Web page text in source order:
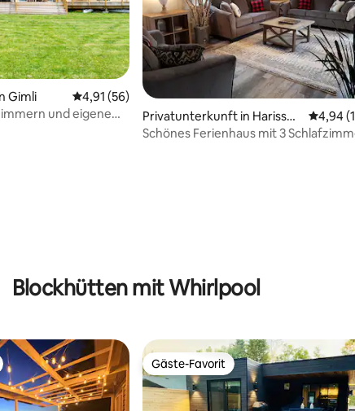
5 von 5, 27 Bewertungen
Gimli Durchschnittliche Bewertung: 4,91 von 5, 56
4,91 (56)
und eigenem
Privatunterkunft in Harisson
Park
4,94
Schönes Ferienhaus mit 3
Blockhütten mit Whirlpool
Gäste-Favorit
Gäste-Favorit